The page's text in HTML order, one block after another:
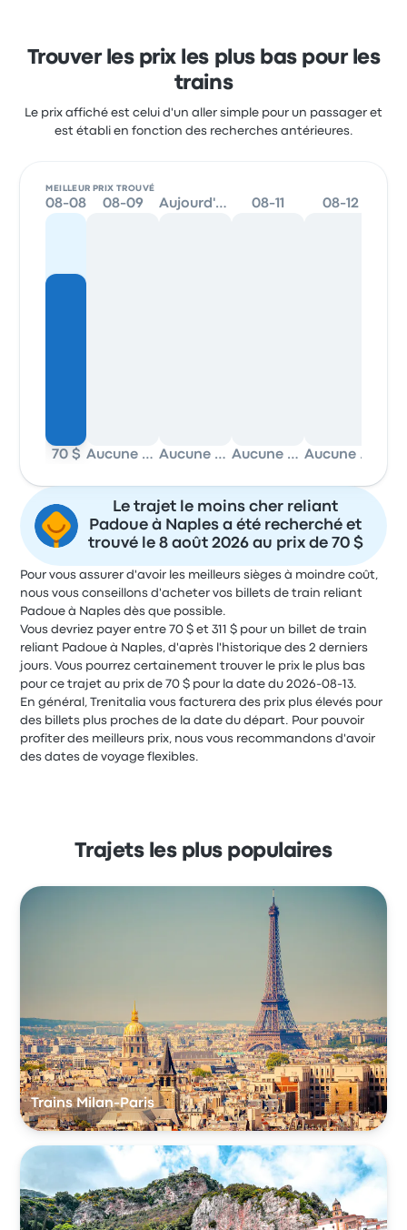
Trouver les prix les plus bas pour les
trains
Le prix affiché est celui d'un aller simple pour un passager et
est établi en fonction des recherches antérieures.
MEILLEUR PRIX TROUVÉ
08-08
70 $
08-09
Aucune donnée
Aujourd'hui
Aucune donnée
08-11
Aucune donnée
08-12
Aucune donnée
Le trajet le moins cher reliant
Padoue à Naples a été recherché et
trouvé le 8 août 2026 au prix de 70 $
Pour vous assurer d'avoir les meilleurs sièges à moindre coût,
nous vous conseillons d'acheter vos billets de train reliant
Padoue à Naples dès que possible.
Vous devriez payer entre 70 $ et 311 $ pour un billet de train
reliant Padoue à Naples, d'après l'historique des 2 derniers
jours. Vous pourrez certainement trouver le prix le plus bas
pour ce trajet au prix de 70 $ pour la date du 2026-08-13.
En général, Trenitalia vous facturera des prix plus élevés pour
des billets plus proches de la date du départ. Pour pouvoir
profiter des meilleurs prix, nous vous recommandons d'avoir
des dates de voyage flexibles.
Trajets les plus populaires
Trains Milan-Paris